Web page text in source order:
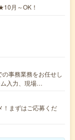
月～OK！
の事務業務をお任せし
ム入力、現場…
！まずはご応募くだ